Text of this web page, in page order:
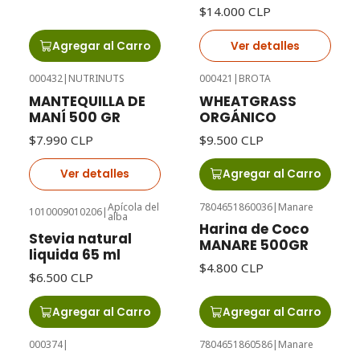
Agregar al Carro
$14.000 CLP
Ver detalles
000432| NUTRINUTS
MANTEQUILLA DE
MANÍ 500 GR
$7.990 CLP
Ver detalles
000421 | BROTA
WHEATGRASS
ORGÁNICO
$9.500 CLP
Agregar al Carro
1010009010206|Apícola del
alba
Stevia natural
liquida 65 ml
$6.500 CLP
Agregar al Carro
7804651860036| Manare
Harina de Coco
MANARE 500GR
$4.800 CLP
Agregar al Carro
000374| 7804651860586| Manare